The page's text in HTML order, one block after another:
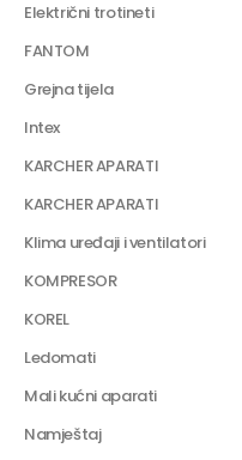
Električni trotineti
FANTOM
Grejna tijela
Intex
KARCHER APARATI
KARCHER APARATI
Klima uređaji i ventilatori
KOMPRESOR
KOREL
Ledomati
Mali kućni aparati
Namještaj